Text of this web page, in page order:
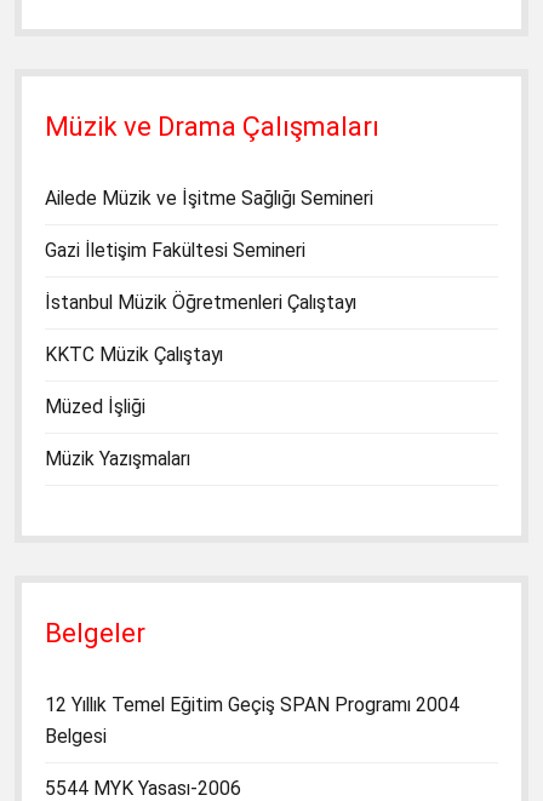
Müzik ve Drama Çalışmaları
Ailede Müzik ve İşitme Sağlığı Semineri
Gazi İletişim Fakültesi Semineri
İstanbul Müzik Öğretmenleri Çalıştayı
KKTC Müzik Çalıştayı
Müzed İşliği
Müzik Yazışmaları
Belgeler
12 Yıllık Temel Eğitim Geçiş SPAN Programı 2004
Belgesi
5544 MYK Yasası-2006